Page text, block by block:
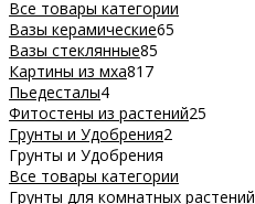
Все товары категории
Вазы керамические65
Вазы стеклянные85
Картины из мха817
Пьедесталы4
Фитостены из растений25
Грунты и Удобрения2
Грунты и Удобрения
Все товары категории
Грунты для комнатных растений